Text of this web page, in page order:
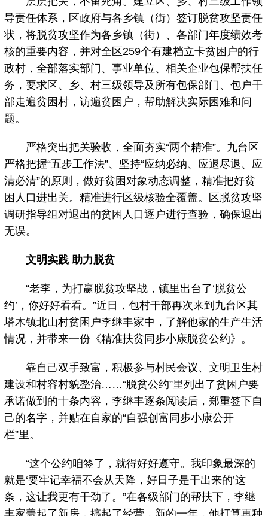
导责任体系，区政府与各乡镇（街）签订脱贫攻坚责任
状，将脱贫攻坚作为各乡镇（街）、各部门年度绩效考
核的重要内容，并对全区259个有建档立卡贫困户的行
政村，全部落实部门、事业单位、相关企业包保帮扶任
务，要求区、乡、村三级领导及所有包保部门、包户干
部走遍贫困村，访遍贫困户，帮助解决实际困难和问
题。
严格突出把关验收，全面夯实“两个精准”。九台区
严格把握“五步工作法”、坚持“应纳必纳、应退尽退、应
清必清”的原则，做好贫困对象动态调整，精准把好贫
困人口进出关。精准进行区级核验全覆盖。区脱贫攻坚
调研指导组对退出的贫困人口逐户进行查验，确保退出
无误。
文明实践 助力脱贫
“老李，为打赢脱贫攻坚战，镇里出台了‘脱贫公
约’，你好好看看。”近日，包村干部再次来到九台区其
塔木镇北山村贫困户李继丰家中，了解他家的生产生活
情况，并带来一份《精准扶贫同步小康脱贫公约》。
靠自己双手致富，积极参与村民会议、文明卫生村
建设和村容村貌整治……“脱贫公约”里列出了贫困户要
承诺做到的十条内容，李继丰逐条阅读后，郑重签下自
己的名字，并贴在自家的“自强创富同步小康公开
栏”里。
“这个公约咱签了，就得好好遵守。我印象最深的
就是‘要牢记幸福不会从天降，好日子是干出来的’这
条，这让我更有干劲了。”在各级部门的帮扶下，李继